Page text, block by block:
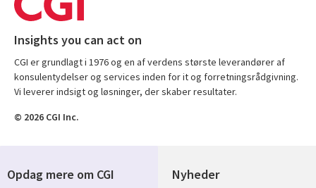
Insights you can act on
CGI er grundlagt i 1976 og en af verdens største leverandører af
konsulentydelser og services inden for it og forretningsrådgivning.
Vi leverer indsigt og løsninger, der skaber resultater.
© 2026 CGI Inc.
Nyheder
Opdag mere om CGI